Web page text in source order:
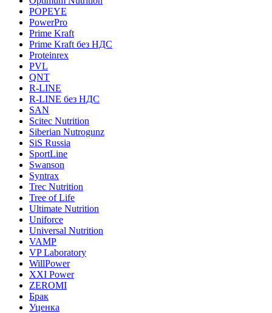
POPEYE
PowerPro
Prime Kraft
Prime Kraft без НДС
Proteinrex
PVL
QNT
R-LINE
R-LINE без НДС
SAN
Scitec Nutrition
Siberian Nutrogunz
SiS Russia
SportLine
Swanson
Syntrax
Trec Nutrition
Tree of Life
Ultimate Nutrition
Uniforce
Universal Nutrition
VAMP
VP Laboratory
WillPower
XXI Power
ZEROMI
Брак
Уценка